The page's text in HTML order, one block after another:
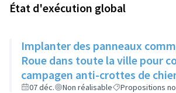
État d'exécution global
Implanter des panneaux
Roue dans toute la ville pour
campagen anti-crottes de
07 déc. Non réalisable Propositions